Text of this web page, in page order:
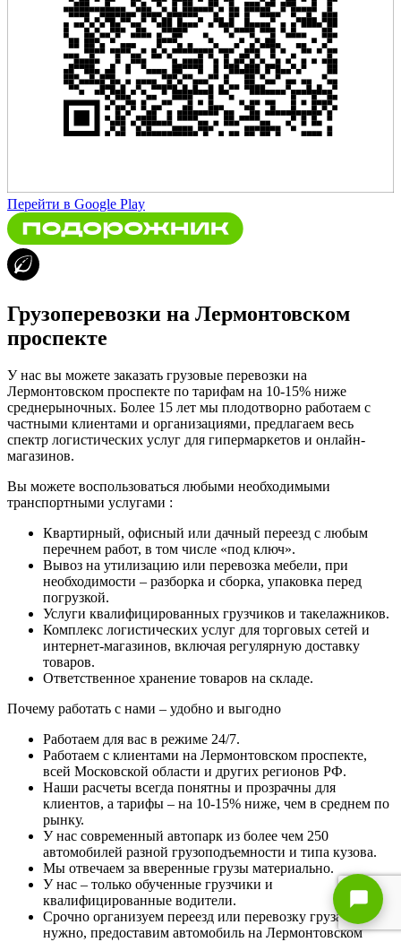
Перейти в Google Play
Грузоперевозки на Лермонтовском
проспекте
У нас вы можете заказать грузовые перевозки на
Лермонтовском проспекте по тарифам на 10-15% ниже
среднерыночных. Более 15 лет мы плодотворно работаем с
частными клиентами и организациями, предлагаем весь
спектр логистических услуг для гипермаркетов и онлайн-
магазинов.
Вы можете воспользоваться любыми необходимыми
транспортными услугами :
Квартирный, офисный или дачный переезд с любым
перечнем работ, в том числе «под ключ».
Вывоз на утилизацию или перевозка мебели, при
необходимости – разборка и сборка, упаковка перед
погрузкой.
Услуги квалифицированных грузчиков и такелажников.
Комплекс логистических услуг для торговых сетей и
интернет-магазинов, включая регулярную доставку
товаров.
Ответственное хранение товаров на складе.
Почему работать с нами – удобно и выгодно
Работаем для вас в режиме 24/7.
Работаем с клиентами на Лермонтовском проспекте,
всей Московской области и других регионов РФ.
Наши расчеты всегда понятны и прозрачны для
клиентов, а тарифы – на 10-15% ниже, чем в среднем по
рынку.
У нас современный автопарк из более чем 250
автомобилей разной грузоподъемности и типа кузова.
Мы отвечаем за вверенные грузы материально.
У нас – только обученные грузчики и
квалифицированные водители.
Срочно организуем переезд или перевозку груза. Если
нужно, предоставим автомобиль на Лермонтовском